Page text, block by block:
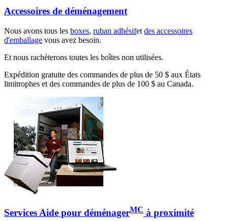
Accessoires de déménagement
Nous avons tous les boxes, ruban adhésifet des accessoires
d'emballage vous avez besoin.
Et nous rachèterons toutes les boîtes non utilisées.
Expédition gratuite des commandes de plus de 50 $ aux États
limitrophes et des commandes de plus de 100 $ au Canada.
Services Aide pour déménagerMC à proximité